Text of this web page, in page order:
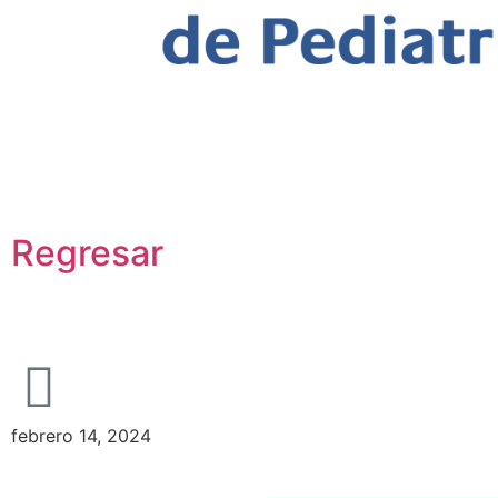
Regresar
febrero 14, 2024